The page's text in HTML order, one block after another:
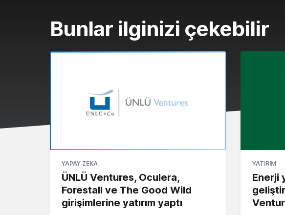
Bunlar ilginizi çekebilir
YAPAY ZEKA
ÜNLÜ Ventures, Oculera,
Forestall ve The Good Wild
girişimlerine yatırım yaptı
YATIRIM
Enerji